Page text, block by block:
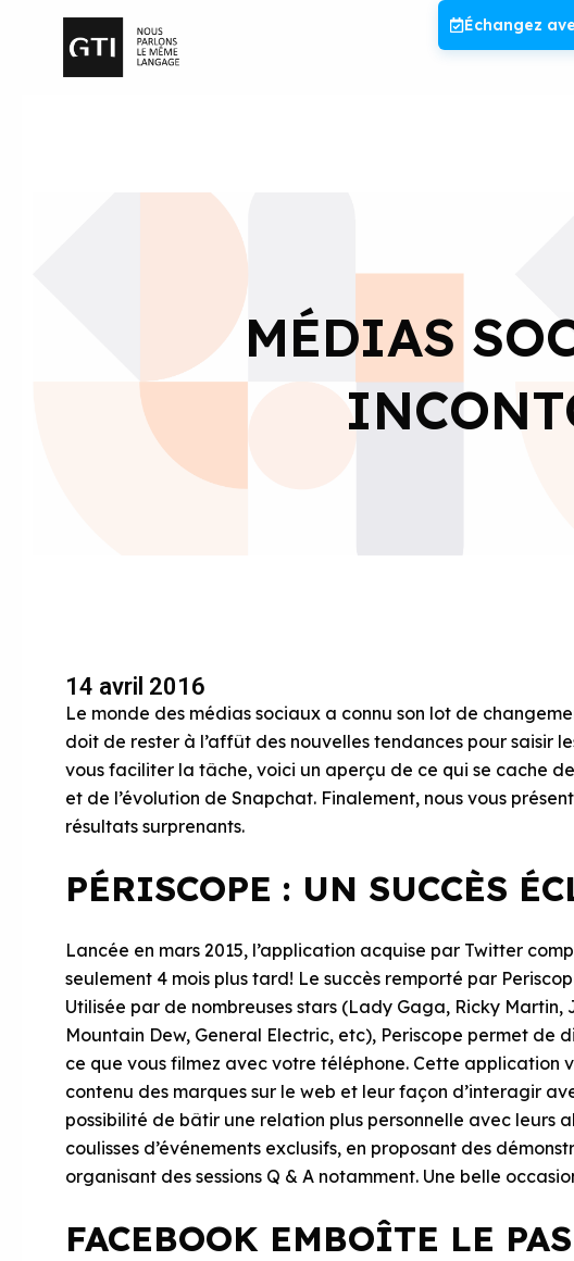
Échangez
MÉDIAS
14 avril 2016
Le monde des médias sociaux a connu son lot de
doit de rester à l’affût des nouvelles tendances pour saisir
vous faciliter la tâche, voici un aperçu de ce qui se cache
et de l’évolution de Snapchat. Finalement, nous vous
résultats surprenants.
PÉRISCOPE : UN SUCCÈS
Lancée en mars 2015, l’application acquise par Twitter
seulement 4 mois plus tard! Le succès remporté par
Utilisée par de nombreuses stars (Lady Gaga, Ricky
Mountain Dew, General Electric, etc), Periscope permet de
ce que vous filmez avec votre téléphone. Cette application
contenu des marques sur le web et leur façon d’interagir
possibilité de bâtir une relation plus personnelle avec leurs
coulisses d’événements exclusifs, en proposant des
organisant des sessions Q & A notamment. Une belle
FACEBOOK EMBOÎTE LE PAS